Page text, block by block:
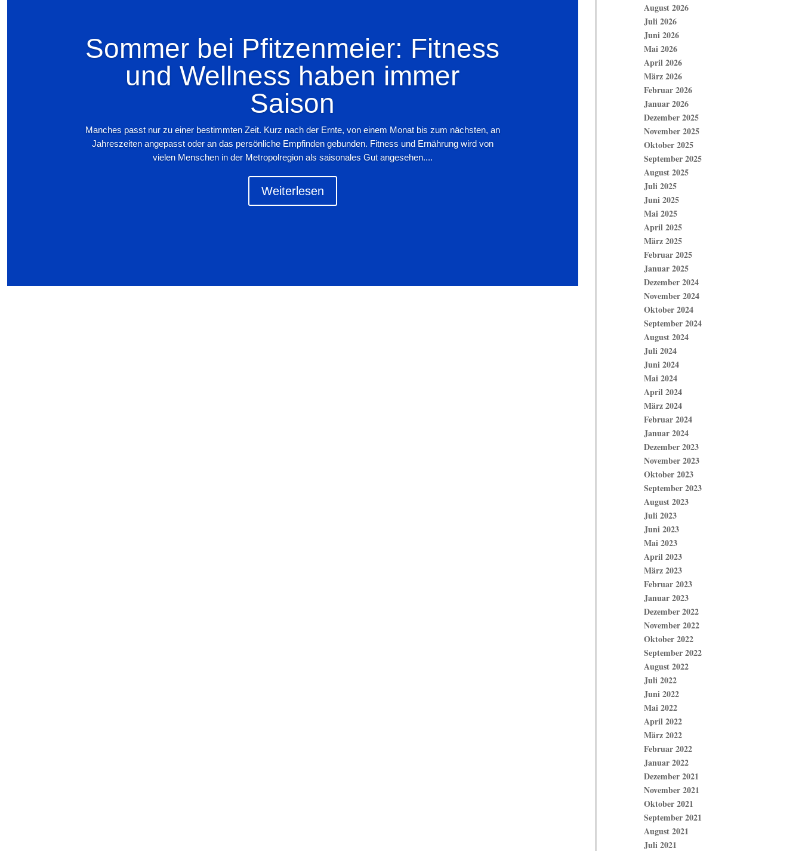
Sommer bei Pfitzenmeier: Fitness
und Wellness haben immer
Saison
Manches passt nur zu einer bestimmten Zeit. Kurz nach der Ernte, von einem Monat bis zum nächsten, an
Jahreszeiten angepasst oder an das persönliche Empfinden gebunden. Fitness und Ernährung wird von
vielen Menschen in der Metropolregion als saisonales Gut angesehen....
Weiterlesen
August 2026
Juli 2026
Juni 2026
Mai 2026
April 2026
März 2026
Februar 2026
Januar 2026
Dezember 2025
November 2025
Oktober 2025
September 2025
August 2025
Juli 2025
Juni 2025
Mai 2025
April 2025
März 2025
Februar 2025
Januar 2025
Dezember 2024
November 2024
Oktober 2024
September 2024
August 2024
Juli 2024
Juni 2024
Mai 2024
April 2024
März 2024
Februar 2024
Januar 2024
Dezember 2023
November 2023
Oktober 2023
September 2023
August 2023
Juli 2023
Juni 2023
Mai 2023
April 2023
März 2023
Februar 2023
Januar 2023
Dezember 2022
November 2022
Oktober 2022
September 2022
August 2022
Juli 2022
Juni 2022
Mai 2022
April 2022
März 2022
Februar 2022
Januar 2022
Dezember 2021
November 2021
Oktober 2021
September 2021
August 2021
Juli 2021